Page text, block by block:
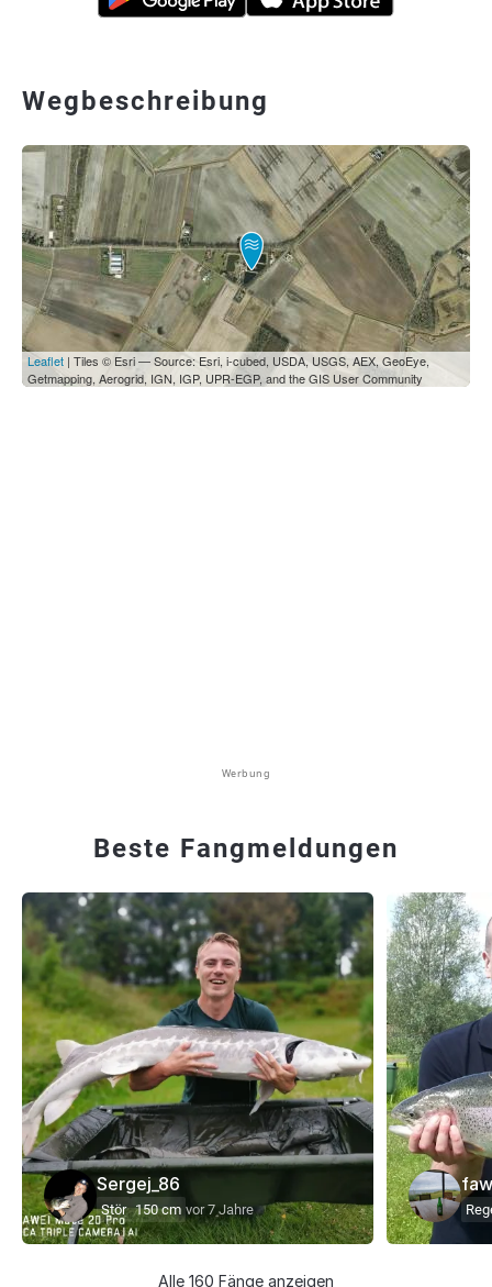
Wegbeschreibung
Leaflet | Tiles © Esri — Source: Esri, i-cubed, USDA, USGS, AEX, GeoEye,
Getmapping, Aerogrid, IGN, IGP, UPR-EGP, and the GIS User Community
Werbung
Beste Fangmeldungen
Sergej_86
Stör 150 cm vor 7 Jahre
Alle 160 Fänge anzeigen